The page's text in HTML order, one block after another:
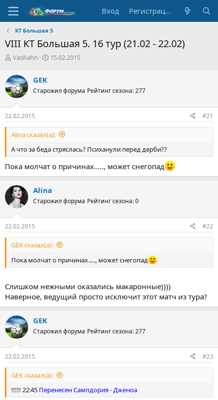
Вход Регистрация
КТ Большая 5
VIII КТ Большая 5. 16 тур (21.02 - 22.02)
А
т
о
р
т
е
м
ы
VasKahn
Д
н
ч
л
а
15.02.2015
GEK
Старожил форума Рейтинг сезона: 277
22.02.2015 #21
Alina сказал(а):
А что за беда стряслась? Психанули перед дерби??
Пока молчат о причинах....., может снегопад
Alina
Старожил форума Рейтинг сезона: 0
22.02.2015 #22
GEK сказал(а):
Пока молчат о причинах....., может снегопад
Слишком нежными оказались макаронные))))
Наверное, ведущий просто исключит этот матч из тура?
GEK
Старожил форума Рейтинг сезона: 277
22.02.2015 #23
GEK сказал(а):
!!!!! 22:45 Перенесен Сампдория - Дженоа